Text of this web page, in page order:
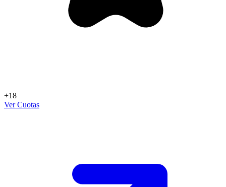
+18
Ver Cuotas